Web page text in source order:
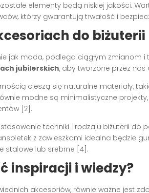
elementy będą niskiej jakości.
którzy gwarantują trwałość i
do biżuterii
jak moda, podlega ciągłym zmianom
jubilerskich, aby tworzone przez nas
cieszą się naturalne materiały,
modne są minimalistyczne
[2].
techniki i rodzaju biżuterii do
z zawieszkami idealna będzie
stalowe lub srebrne [4].
inspiracji i wiedzy?
akcesoriów, równie ważne jest